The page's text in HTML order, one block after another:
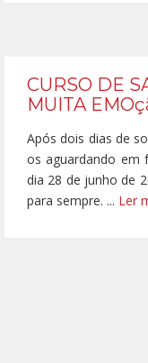
CURSO DE
MUITA
Após dois dias de
os aguardando em
dia 28 de junho de
para sempre. ... Ler